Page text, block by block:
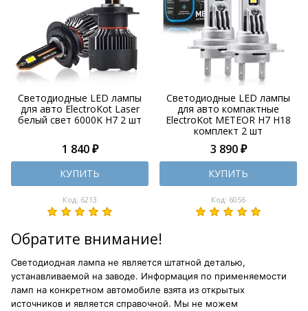
Светодиодные LED лампы
для авто ElectroKot Laser
белый свет 6000K H7 2 шт
1 840 ₽
КУПИТЬ
Код: 6213
Светодиодные LED лампы
для авто компактные
ElectroKot METEOR H7 H18
комплект 2 шт
3 890 ₽
КУПИТЬ
Код: 6056
Обратите внимание!
Светодиодная лампа не является штатной деталью,
устанавливаемой на заводе. Информация по применяемости
ламп на конкретном автомобиле взята из открытых
источников и является справочной. Мы не можем